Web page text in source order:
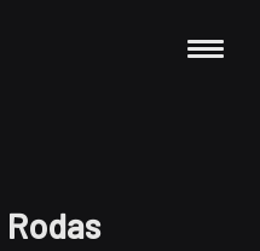
Rodas